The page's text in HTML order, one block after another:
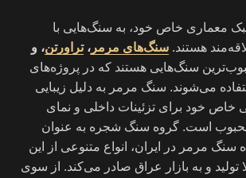
معماری خاص خود، به سنگ‌هایی با
هستند. سنگ‌های مرمر ،تراورتن، و
سنگ‌هایی هستند که در پروژه‌های
می‌شوند. سنگ مرمر به دلیل زیبایی
خود برای تزئینات داخلی و نمای
است. گروه سنگ شجره به عنوان
سنگ مرمر در ایران، انواع متنوعی از این
تولید و به بازار عراق صادر می‌کند. از سوی